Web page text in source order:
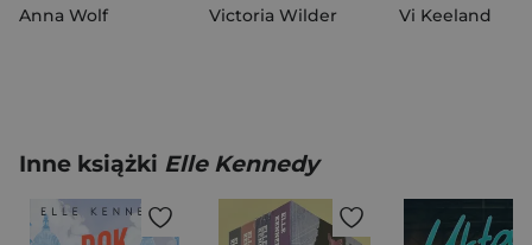
Anna Wolf
Victoria Wilder
Vi Keeland
Inne książki Elle Kennedy